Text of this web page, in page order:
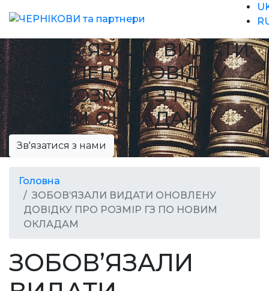
ЗОБОВ’ЯЗАЛИ ВИДАТИ
ОНОВЛЕНУ ДОВІДКУ
ПРО РОЗМІР ГЗ ПО
НОВИМ ОКЛАДАМ
Зв'язатися з нами
Головна
ЗОБОВ’ЯЗАЛИ ВИДАТИ ОНОВЛЕНУ
ДОВІДКУ ПРО РОЗМІР ГЗ ПО НОВИМ
ОКЛАДАМ
ЗОБОВ’ЯЗАЛИ